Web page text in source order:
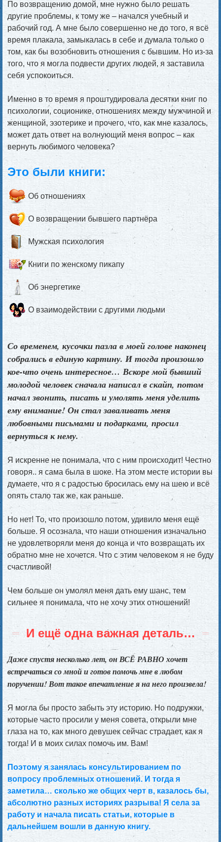
По возвращению домой, мне нужно было решать
другие проблемы, к тому же – начался учебный и
рабочий год. А мне было совершенно не до того, я всё
время плакала, замыкалась в себе и думала только о
том, как бы возобновить отношения с бывшим. Но из-за
того, что я могла подвести других людей, я заставила
себя успокоиться.
Именно в то время я проштудировала десятки книг по
психологии, соционике, отношениях между мужчиной и
женщиной, эзотерике и прочего, что, как мне казалось,
может дать ответ на волнующий меня вопрос – как
вернуть любимого человека?
Это были книги:
Об отношениях
О возвращении бывшего партнёра
Мужская психология
Книги по женскому пикапу
Об энергетике
О взаимодействии с другими людьми
Со временем, кусочки пазла в моей голове наконец
собрались в единую картину. И тогда произошло
кое-что очень интересное… Вскоре мой бывший
молодой человек сначала написал в скайп, потом
начал звонить, писать и умолять меня уделить
ему внимание! Он стал заваливать меня
любовными письмами и подарками, просил
вернуться к нему.
Я искренне не понимала, что с ним происходит! Честно
говоря.. я сама была в шоке. На этом месте истории вы
думаете, что я с радостью бросилась ему на шею и всё
опять стало так же, как раньше.
Но нет! То, что произошло потом, удивило меня ещё
больше. Я осознала, что наши отношения изначально
не удовлетворяли меня до конца и что возвращать их
обратно мне не хочется. Что с этим человеком я не буду
счастливой!
Чем больше он умолял меня дать ему шанс, тем
сильнее я понимала, что не хочу этих отношений!
И ещё одна важная деталь…
Даже спустя несколько лет, он ВСЁ РАВНО хочет
встречаться со мной и готов помочь мне в любом
поручении! Вот такое впечатление я на него произвела!
Я могла бы просто забыть эту историю. Но подружки,
которые часто просили у меня совета, открыли мне
глаза на то, как много девушек сейчас страдает, как я
тогда! И в моих силах помочь им. Вам!
Поэтому я занялась консультированием по
вопросу проблемных отношений. И тогда я
заметила… сколько же общих черт в, казалось бы,
абсолютно разных историях разрыва! Я села за
работу и начала писать статьи, которые в
дальнейшем вошли в данную книгу.